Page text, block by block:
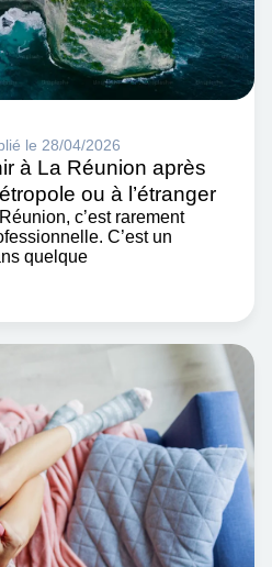
le 28/04/2026
à La Réunion après
ou à l’étranger
c’est rarement
C’est un
quelque